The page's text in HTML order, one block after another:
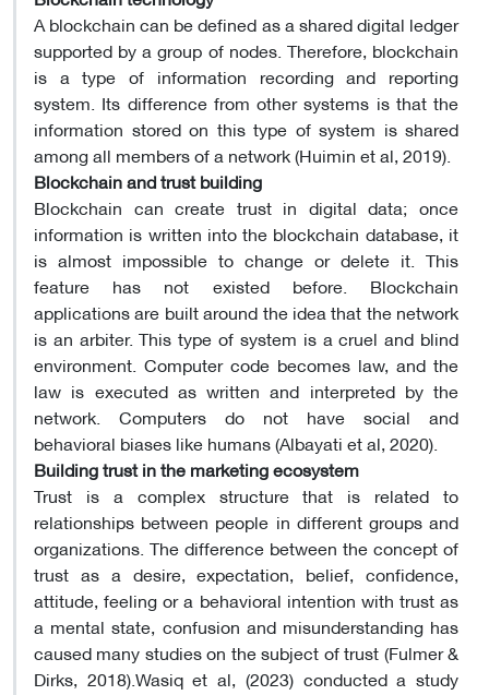
A blockchain can be defined as a shared digital ledger
supported by a group of nodes. Therefore, blockchain
is a type of information recording and reporting
system. Its difference from other systems is that the
information stored on this type of system is shared
among all members of a network (Huimin et al, 2019).
Blockchain and trust building
Blockchain can create trust in digital data; once
information is written into the blockchain database, it
is almost impossible to change or delete it. This
feature has not existed before. Blockchain
applications are built around the idea that the network
is an arbiter. This type of system is a cruel and blind
environment. Computer code becomes law, and the
law is executed as written and interpreted by the
network. Computers do not have social and
behavioral biases like humans (Albayati et al, 2020).
Building trust in the marketing ecosystem
Trust is a complex structure that is related to
relationships between people in different groups and
organizations. The difference between the concept of
trust as a desire, expectation, belief, confidence,
attitude, feeling or a behavioral intention with trust as
a mental state, confusion and misunderstanding has
caused many studies on the subject of trust (Fulmer &
Dirks, 2018).Wasiq et al, (2023) conducted a study